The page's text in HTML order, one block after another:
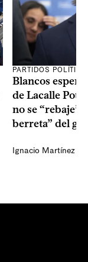
PARTIDOS
Blancos
de Lacalle Pou
no se “rebaje”
berreta” del
Ignacio Martínez